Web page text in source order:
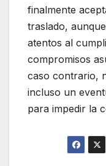
finalmente
traslado,
atentos al
compromisos
caso contrario,
incluso un
para impedir la